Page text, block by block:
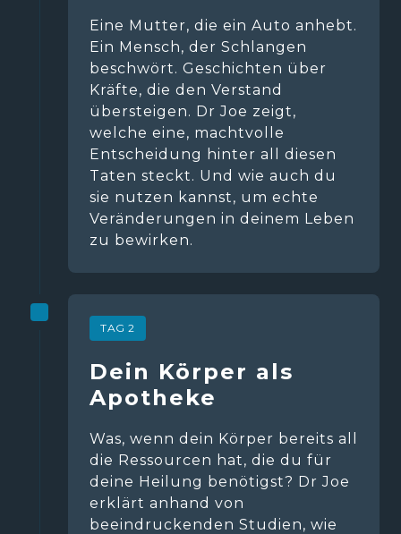
Eine Mutter, die ein Auto anhebt.
Ein Mensch, der Schlangen
beschwört. Geschichten über
Kräfte, die den Verstand
übersteigen. Dr Joe zeigt,
welche eine, machtvolle
Entscheidung hinter all diesen
Taten steckt. Und wie auch du
sie nutzen kannst, um echte
Veränderungen in deinem Leben
zu bewirken.
TAG 2
Dein Körper als
Apotheke
Was, wenn dein Körper bereits all
die Ressourcen hat, die du für
deine Heilung benötigst? Dr Joe
erklärt anhand von
beeindruckenden Studien, wie